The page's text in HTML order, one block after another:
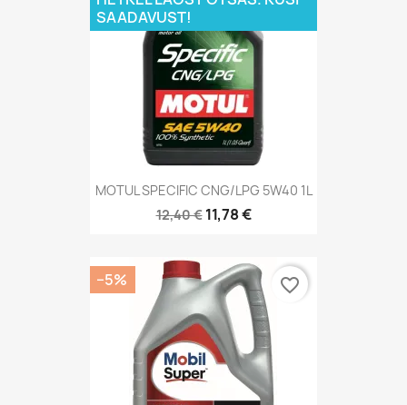
MOTUL SPECIFIC CNG/LPG 5W40 1L
12,40 € 11,78 €
SAADAVUST!
−5% favorite_border